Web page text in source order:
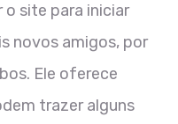
o site para iniciar
novos amigos, por
Ele oferece
trazer alguns